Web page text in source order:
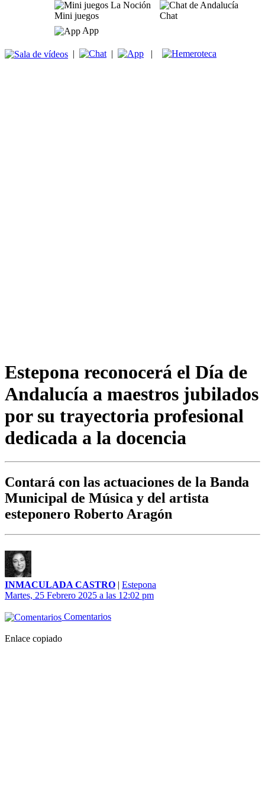
Mini juegos
Chat
App
| | |
Estepona reconocerá el Día de
Andalucía a maestros jubilados
por su trayectoria profesional
dedicada a la docencia
Contará con las actuaciones de la Banda
Municipal de Música y del artista
esteponero Roberto Aragón
INMACULADA CASTRO | Estepona
Martes, 25 Febrero 2025 a las 12:02 pm
Comentarios
Enlace copiado